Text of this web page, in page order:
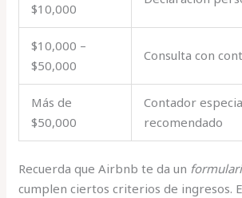
$10,000
$10,000 –
$50,000
Consulta con
Más de
$50,000
Contador
recomendado
Recuerda que Airbnb te da un
cumplen ciertos criterios de ingresos.